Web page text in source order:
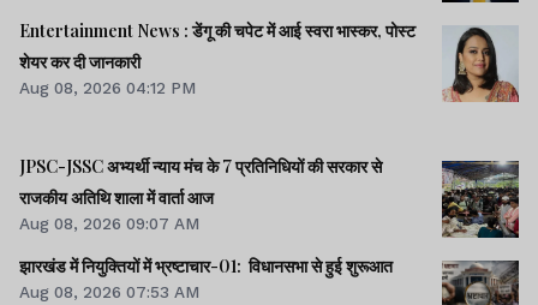
Entertainment News : डेंगू की चपेट में आई स्वरा भास्कर, पोस्ट
शेयर कर दी जानकारी
Aug 08, 2026 04:12 PM
JPSC-JSSC अभ्यर्थी न्याय मंच के 7 प्रतिनिधियों की सरकार से
राजकीय अतिथि शाला में वार्ता आज
Aug 08, 2026 09:07 AM
झारखंड में नियुक्तियों में भ्रष्टाचार-01: विधानसभा से हुई शुरूआत
Aug 08, 2026 07:53 AM